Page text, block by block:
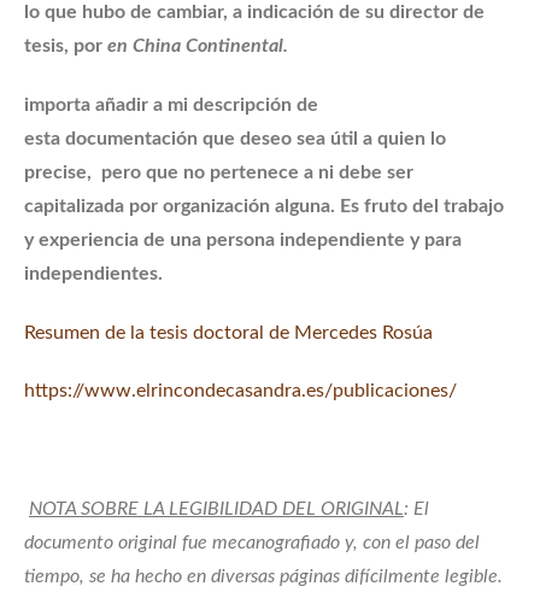
lo que hubo de cambiar, a indicación de su director de
tesis, por en China Continental.
importa añadir a mi descripción de
esta documentación que deseo sea útil a quien lo
precise, pero que no pertenece a ni debe ser
capitalizada por organización alguna. Es fruto del trabajo
y experiencia de una persona independiente y para
independientes.
Resumen de la tesis doctoral de Mercedes Rosúa
https://www.elrincondecasandra.es/publicaciones/
NOTA SOBRE LA LEGIBILIDAD DEL ORIGINAL: El
documento original fue mecanografiado y, con el paso del
tiempo, se ha hecho en diversas páginas difícilmente legible.